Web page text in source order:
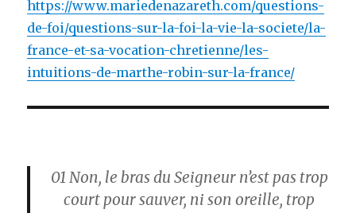
https://www.mariedenazareth.com/questions-
de-foi/questions-sur-la-foi-la-vie-la-societe/la-
france-et-sa-vocation-chretienne/les-
intuitions-de-marthe-robin-sur-la-france/
01 Non, le bras du Seigneur n’est pas trop
court pour sauver, ni son oreille, trop